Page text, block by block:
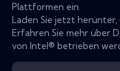
Plattformen ein.
Laden Sie jetzt
Erfahren Sie mehr über
von Intel® betrieben